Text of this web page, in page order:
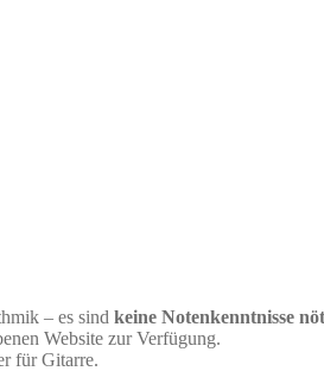
– es sind keine Notenkenntnisse
Website zur Verfügung.
für Gitarre.